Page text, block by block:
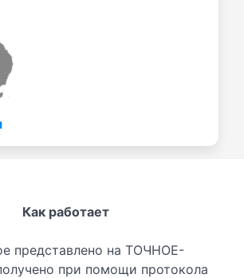
Как работает
представлено на ТОЧНОЕ-
при помощи протокола